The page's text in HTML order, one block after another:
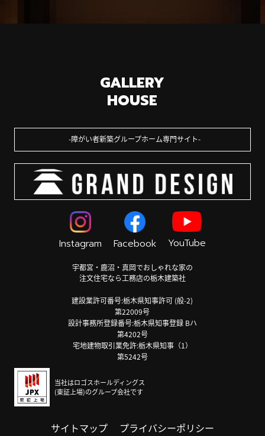
GALLERY
HOUSE
障がい者新築グループホーム専門サイト
Instagram Facebook YouTube
宇都宮・鹿沼・真岡でおしゃれな家の
注文住宅なら工務店の栃木建築社
建設業許可番号:栃木県知事許可 (般-2)
第22009号
設計事務所登録番号:栃木県知事登録 Bハ
第4202号
宅地建物取引業免許:栃木県知事（1）
第5242号
当社はロゴスホールディングス
(東証上場)のグループ会社です
サイトマップ プライバシーポリシー